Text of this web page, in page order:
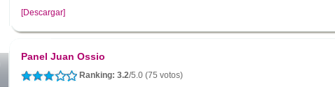
[Descargar]
Panel Juan Ossio
Ranking: 3.2/5.0 (75 votos)